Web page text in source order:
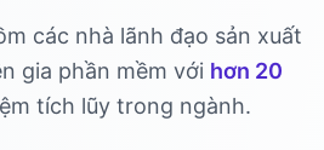
các nhà lãnh đạo sản xuất
gia phần mềm với hơn 20
tích lũy trong ngành.